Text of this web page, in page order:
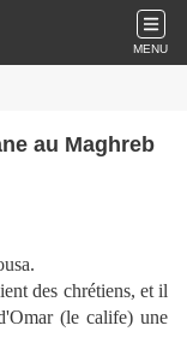
MENU
au Maghreb
des chrétiens, et il
(le calife) une